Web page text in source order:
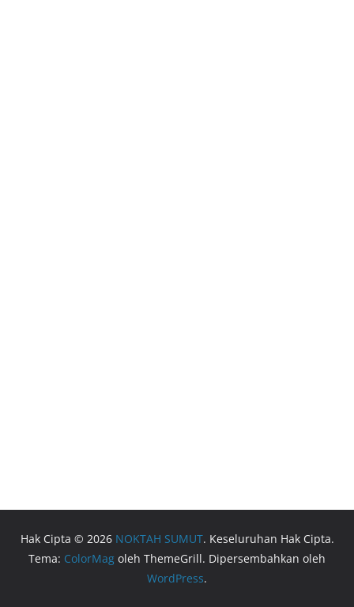
Hak Cipta © 2026 NOKTAH SUMUT. Keseluruhan Hak Cipta.
Tema: ColorMag oleh ThemeGrill. Dipersembahkan oleh
WordPress.